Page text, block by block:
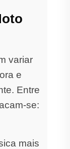
variar
e
Entre
se:
mais